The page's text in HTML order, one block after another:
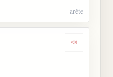
arête
Dengarkan